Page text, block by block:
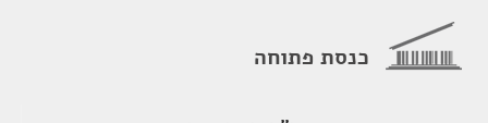
כנסת פתוחה